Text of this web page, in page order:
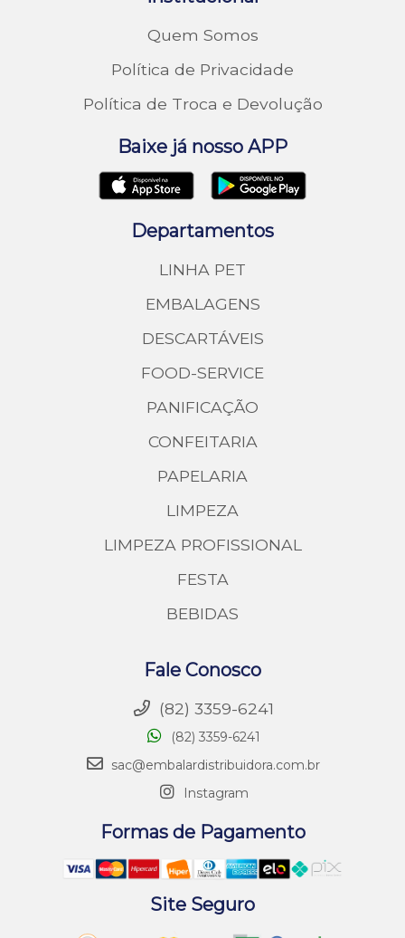
Quem Somos
Política de Privacidade
Política de Troca e Devolução
Baixe já nosso APP
Departamentos
LINHA PET
EMBALAGENS
DESCARTÁVEIS
FOOD-SERVICE
PANIFICAÇÃO
CONFEITARIA
PAPELARIA
LIMPEZA
LIMPEZA PROFISSIONAL
FESTA
BEBIDAS
Fale Conosco
(82) 3359-6241
(82) 3359-6241
sac@embalardistribuidora.com.br
Instagram
Formas de Pagamento
Site Seguro